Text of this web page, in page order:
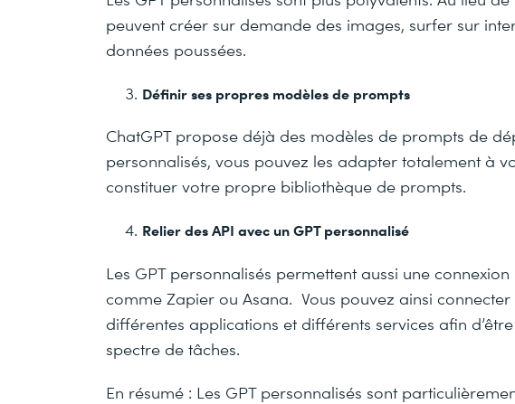
peuvent créer sur demande des images, surfer sur
données poussées.
Définir ses propres modèles de prompts
ChatGPT propose déjà des modèles de prompts de
personnalisés, vous pouvez les adapter totalement à
constituer votre propre bibliothèque de prompts.
Relier des API avec un GPT personnalisé
Les GPT personnalisés permettent aussi une
comme Zapier ou Asana. Vous pouvez ainsi
différentes applications et différents services afin
spectre de tâches.
En résumé : Les GPT personnalisés sont